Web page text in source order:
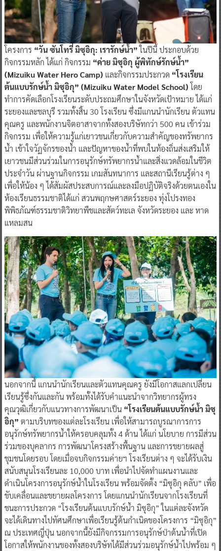
โครงการ “วัน ซันโทรี่ มิซุอิกุ: เรารักษ์น้ำ”ในปีนี้ ประกอบด้วย
กิจกรรมหลัก ได้แก่ กิจกรรม “ค่าย มิซุอิกุ ผู้พิทักษ์รักษ์น้ำ”
(Mizuiku Water Hero Camp) และกิจกรรมประกวด “โรงเรียน
ต้นแบบรักษ์น้ำ มิซุอิกุ” (Mizuiku Water Model School) โดย
ทำการคัดเลือกโรงเรียนระดับประถมศึกษาในจังหวัดเป้าหมาย ได้แก่
ระยองและชลบุรี รวมทั้งสิ้น 30 โรงเรียน ซึ่งมีแกนนำนักเรียน ตัวแทน
คุณครู และพนักงานจิตอาสาจากทั้งสองบริษัทกว่า 500 คน เข้าร่วม
กิจกรรม เพื่อให้ความรู้แก่เยาวชนเกี่ยวกับความสำคัญของทรัพยากร
น้ำ เข้าใจวัฏจักรของน้ำ และปัญหาของน้ำที่พบในท้องถิ่นส่งเสริมให้
เยาวชนมีส่วนร่วมในการอนุรักษ์ทรัพยากรน้ำและสิ่งแวดล้อมในชีวิต
ประจําวัน ผ่านฐานกิจกรรม เกมสันทนาการ และสถานีเรียนรู้ต่าง ๆ
เพื่อให้น้อง ๆ ได้สัมผัสประสบการณ์และลงมือปฏิบัติจริงด้วยตนเองใน
ห้องเรียนธรรมชาติได้แก่ สวนพฤกษศาสตร์ระยอง ทุ่งโปรงทอง
พิพิธภัณฑ์ธรรมชาติวิทยาพืชและสัตว์ทะเล จังหวัดระยอง และ หาด
แหลมสน
นอกจากนี้ แกนนำนักเรียนและตัวแทนคุณครู ยังมีโอกาสแลกเปลี่ยน
เรียนรู้ซึ่งกันและกัน พร้อมทั้งได้รับคำแนะนำจากวิทยากรผู้ทรง
คุณวุฒิเกี่ยวกับแนวทางการพัฒนาเป็น “โรงเรียนต้นแบบรักษ์น้ำ มิซุ
อิกุ” ตามบริบทของแต่ละโรงเรียน เพื่อให้สามารถบูรณาการการ
อนุรักษ์ทรัพยากรน้ำให้ครอบคลุมทั้ง 4 ด้าน ได้แก่ นโยบาย การมีส่วน
ร่วมของบุคลากร การพัฒนาโครงสร้างพื้นฐาน และการขยายผลสู่
ชุมชนโดยรอบ โดยเมื่อจบกิจกรรมค่ายฯ โรงเรียนต่าง ๆ จะได้รับเงิน
สนับสนุนโรงเรียนละ 10,000 บาท เพื่อนำไปจัดทำแผนงานและ
ดำเนินโครงการอนุรักษ์น้ำในโรงเรียน พร้อมจัดตั้ง “มิซุอิกุ คลับ” เพื่อ
ขับเคลื่อนและขยายผลโครงการ โดยแกนนำนักเรียนจากโรงเรียนที่
ชนะการประกวด “โรงเรียนต้นแบบรักษ์น้ำ มิซุอิกุ” ในแต่ละจังหวัด
จะได้เดินทางไปทัศนศึกษาเพื่อเรียนรู้ต้นกำเนิดของโครงการ “มิซุอิกุ”
ณ ประเทศญี่ปุ่น นอกจากนี้ยังมีกิจกรรมการอนุรักษ์ป่าต้นน้ำที่เปิด
โอกาสให้พนักงานของทั้งสองบริษัทได้มีส่วนร่วมอนุรักษ์น้ำไปพร้อม ๆ